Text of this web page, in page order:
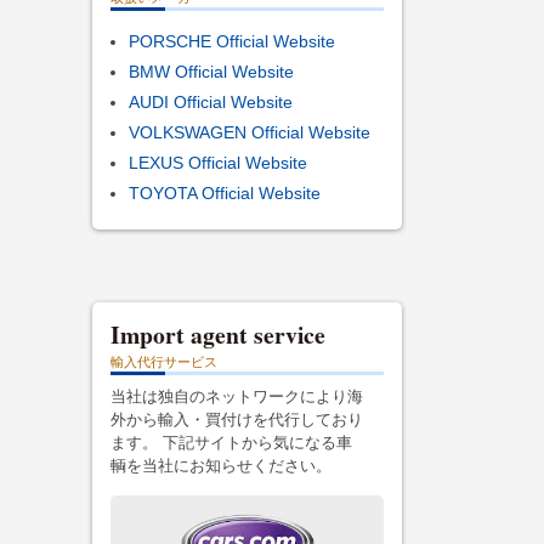
PORSCHE Official Website
BMW Official Website
AUDI Official Website
VOLKSWAGEN Official Website
LEXUS Official Website
TOYOTA Official Website
Import agent service
輸入代行サービス
当社は独自のネットワークにより海
外から輸入・買付けを代行しており
ます。 下記サイトから気になる車
輌を当社にお知らせください。